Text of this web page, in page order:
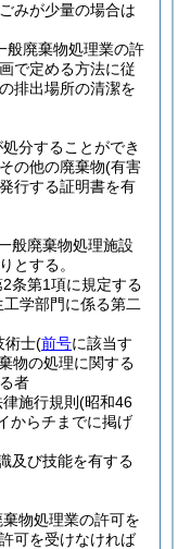
みが少量の場合は
般廃棄物処理業の許
で定める方法に従
排出場所の清潔を
分することができ
の他の廃棄物(有害
行する証明書を有
般廃棄物処理施設
とする。
2条第1項に規定する
学部門に係る第二
術士(前号に該当す
物の処理に関する
者
施行規則 (昭和46
からチまでに掲げ
及び技能を有する
物処理業の許可を
可を受けなければ